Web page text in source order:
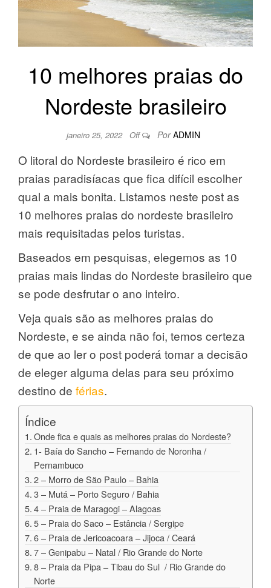
10 melhores praias do
Nordeste brasileiro
janeiro 25, 2022 Off Por ADMIN
O litoral do Nordeste brasileiro é rico em
praias paradisíacas que fica difícil escolher
qual a mais bonita. Listamos neste post as
10 melhores praias do nordeste brasileiro
mais requisitadas pelos turistas.
Baseados em pesquisas, elegemos as 10
praias mais lindas do Nordeste brasileiro que
se pode desfrutar o ano inteiro.
Veja quais são as melhores praias do
Nordeste, e se ainda não foi, temos certeza
de que ao ler o post poderá tomar a decisão
de eleger alguma delas para seu próximo
destino de férias.
Índice
Onde fica e quais as melhores praias do Nordeste?
1- Baía do Sancho – Fernando de Noronha /
Pernambuco
2 – Morro de São Paulo – Bahia
3 – Mutá – Porto Seguro / Bahia
4 – Praia de Maragogi – Alagoas
5 – Praia do Saco – Estância / Sergipe
6 – Praia de Jericoacoara – Jijoca / Ceará
7 – Genipabu – Natal / Rio Grande do Norte
8 – Praia da Pipa – Tibau do Sul / Rio Grande do
Norte